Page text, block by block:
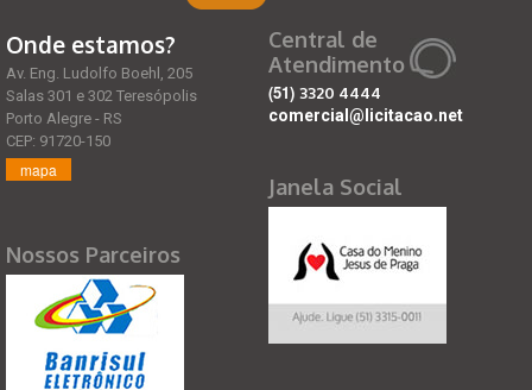
Onde estamos?
Av. Eng. Ludolfo Boehl, 205
Salas 301 e 302 Teresópolis
Porto Alegre - RS
CEP: 91720-150
mapa
Nossos Parceiros
Central de
Atendimento
(51) 3320 4444
comercial@licitacao.net
Janela Social